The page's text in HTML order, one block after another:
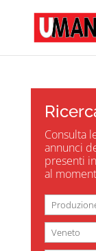
Consulta
annunci
presenti
al